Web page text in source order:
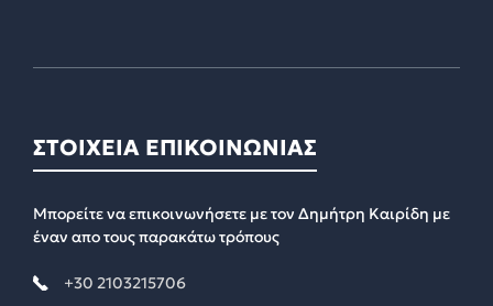
ΣΤΟΙΧΕΙΑ ΕΠΙΚΟΙΝΩΝΙΑΣ
Μπορείτε να επικοινωνήσετε με τον Δημήτρη Καιρίδη με
έναν απο τους παρακάτω τρόπους
+30 2103215706